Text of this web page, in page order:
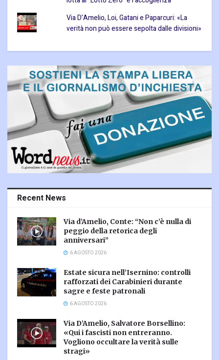
Via D’Amelio, Loi, Gatani e Paparcuri: «La
verità non può essere sepolta dalle divisioni»
Recent News
Via d’Amelio, Conte: “Non c’è nulla di
peggio della retorica degli
anniversari”
6 AGOSTO 2026
Estate sicura nell’Isernino: controlli
rafforzati dei Carabinieri durante
sagre e feste patronali
6 AGOSTO 2026
Via D’Amelio, Salvatore Borsellino:
«Qui i fascisti non entreranno.
Vogliono occultare la verità sulle
stragi»